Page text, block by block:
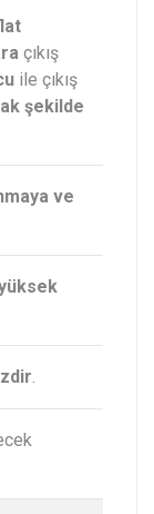
çıkış
ile çıkış
şekilde
ve
.